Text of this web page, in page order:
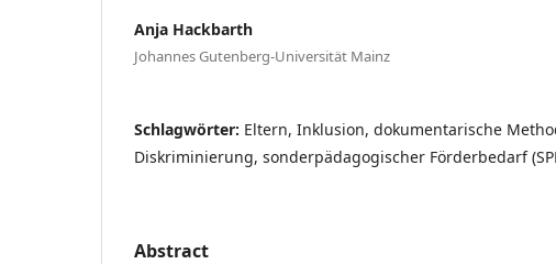
Anja Hackbarth
Johannes Gutenberg-Universität Mainz
Schlagwörter: Eltern, Inklusion, dokumentarische
Diskriminierung, sonderpädagogischer Förderbedarf
Abstract